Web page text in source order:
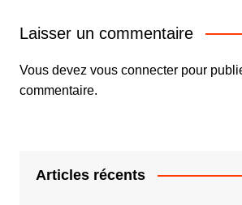
Laisser un commentaire
Vous devez vous connecterpour
commentaire.
Articles récents